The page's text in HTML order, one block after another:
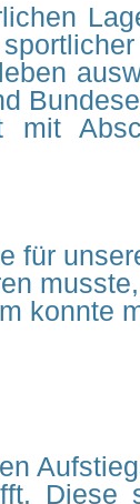
mit
für
konnte
Diese